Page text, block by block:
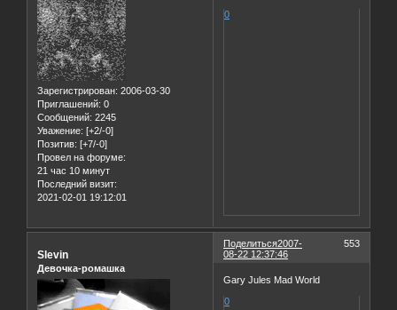
Зарегистрирован: 2006-03-30
Приглашений: 0
Сообщений: 2245
Уважение: [+2/-0]
Позитив: [+7/-0]
Провел на форуме:
21 час 10 минут
Последний визит:
2021-02-01 19:12:01
0
Поделиться 553
2007-
08-22 12:37:46
Slevin
Девочка-ромашка
Gary Jules Mad World
0